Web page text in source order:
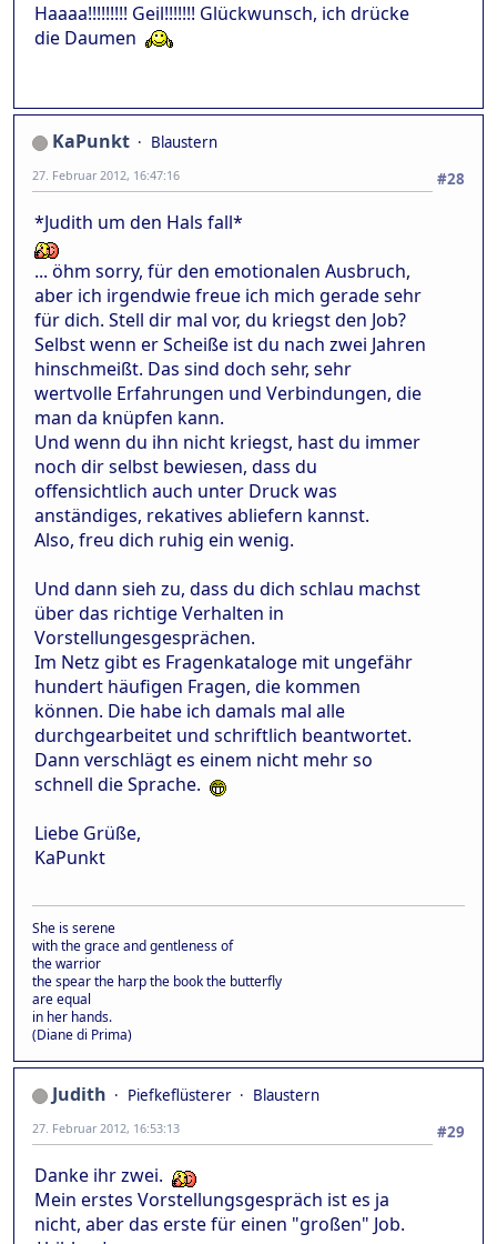
Haaaa!!!!!!!!! Geil!!!!!!! Glückwunsch, ich drücke
die Daumen
KaPunkt
Blaustern
#28
27. Februar 2012, 16:47:16
*Judith um den Hals fall*
... öhm sorry, für den emotionalen Ausbruch,
aber ich irgendwie freue ich mich gerade sehr
für dich. Stell dir mal vor, du kriegst den Job?
Selbst wenn er Scheiße ist du nach zwei Jahren
hinschmeißt. Das sind doch sehr, sehr
wertvolle Erfahrungen und Verbindungen, die
man da knüpfen kann.
Und wenn du ihn nicht kriegst, hast du immer
noch dir selbst bewiesen, dass du
offensichtlich auch unter Druck was
anständiges, rekatives abliefern kannst.
Also, freu dich ruhig ein wenig.
Und dann sieh zu, dass du dich schlau machst
über das richtige Verhalten in
Vorstellungesgesprächen.
Im Netz gibt es Fragenkataloge mit ungefähr
hundert häufigen Fragen, die kommen
können. Die habe ich damals mal alle
durchgearbeitet und schriftlich beantwortet.
Dann verschlägt es einem nicht mehr so
schnell die Sprache.
Liebe Grüße,
KaPunkt
She is serene
with the grace and gentleness of
the warrior
the spear the harp the book the butterfly
are equal
in her hands.
(Diane di Prima)
Judith Piefkeflüsterer
Blaustern
#29
27. Februar 2012, 16:53:13
Danke ihr zwei.
Mein erstes Vorstellungsgespräch ist es ja
nicht, aber das erste für einen "großen" Job.